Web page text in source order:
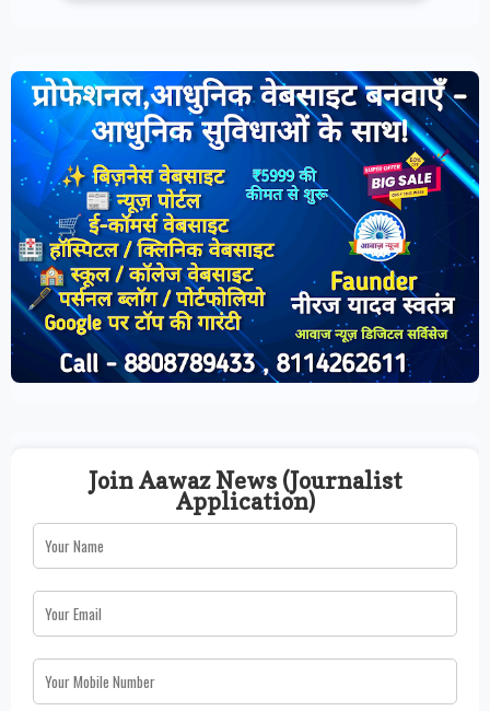
Join Aawaz News (Journalist
Application)